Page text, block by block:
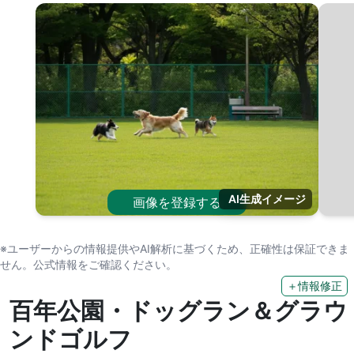
画像を登録する AI生成イメージ
※ユーザーからの情報提供やAI解析に基づくため、正確性は保証できま
せん。公式情報をご確認ください。
＋情報修正
百年公園・ドッグラン＆グラウ
ンドゴルフ